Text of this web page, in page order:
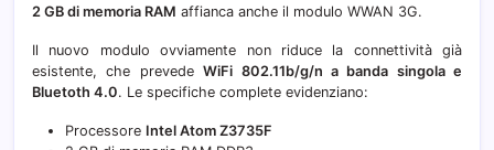
2 GB di memoria RAM affianca anche il modulo WWAN 3G.
Il nuovo modulo ovviamente non riduce la connettività già
esistente, che prevedeWiFi 802.11b/g/n a banda singola e
Bluetoth 4.0. Le specifiche complete evidenziano:
Processore Intel Atom Z3735F